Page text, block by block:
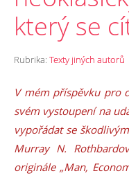
který se
Rubrika: Texty jiných autorů
V mém příspěvku pro
svém vystoupení na
vypořádat se
Murray N.
originále „Man,